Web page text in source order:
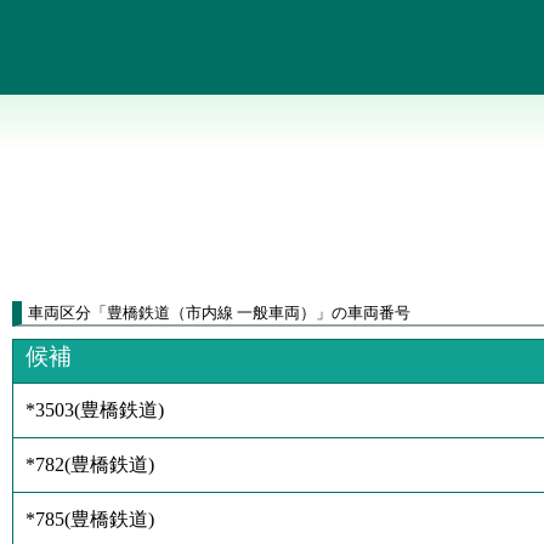
車両区分 「 豊橋鉄道（市内線 一般車両） 」 の車両番号
候補
*3503(豊橋鉄道)
*782(豊橋鉄道)
*785(豊橋鉄道)